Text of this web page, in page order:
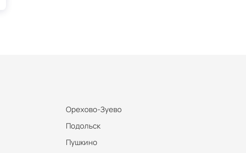
Орехово-Зуево
Подольск
Пушкино